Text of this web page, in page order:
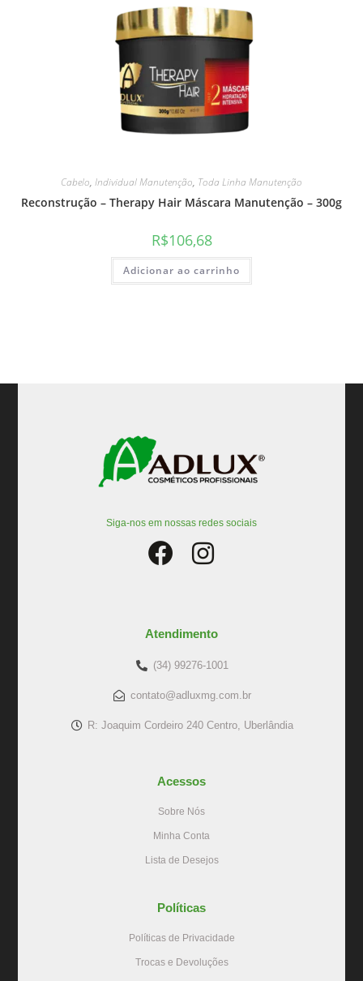
Cabelo, Individual Manutenção, Toda Linha Manutenção
Reconstrução – Therapy Hair Máscara Manutenção – 300g
R$106,68
Adicionar ao carrinho
Siga-nos em nossas redes sociais
Atendimento
(34) 99276-1001
contato@adluxmg.com.br
R: Joaquim Cordeiro 240 Centro, Uberlândia
Acessos
Sobre Nós
Minha Conta
Lista de Desejos
Políticas
Políticas de Privacidade
Trocas e Devoluções